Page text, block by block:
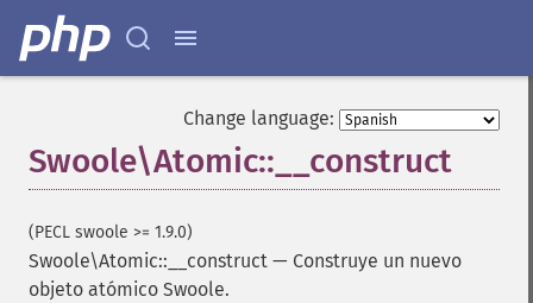
Change language:
Swoole\Atomic::__construct
(PECL swoole >= 1.9.0)
Swoole\Atomic::__construct — Construye un nuevo
objeto atómico Swoole.